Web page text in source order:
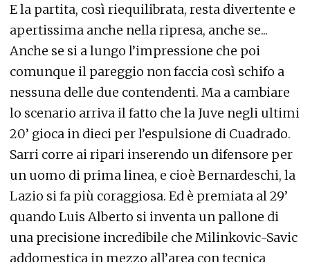
E la partita, così riequilibrata, resta divertente e
apertissima anche nella ripresa, anche se...
Anche se si a lungo l’impressione che poi
comunque il pareggio non faccia così schifo a
nessuna delle due contendenti. Ma a cambiare
lo scenario arriva il fatto che la Juve negli ultimi
20’ gioca in dieci per l’espulsione di Cuadrado.
Sarri corre ai ripari inserendo un difensore per
un uomo di prima linea, e cioè Bernardeschi, la
Lazio si fa più coraggiosa. Ed è premiata al 29’
quando Luis Alberto si inventa un pallone di
una precisione incredibile che Milinkovic-Savic
addomestica in mezzo all’area con tecnica